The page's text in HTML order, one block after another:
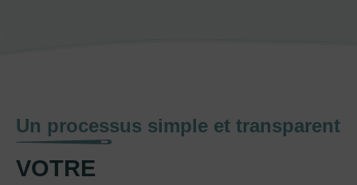
Un processus simple et transparent
VOTRE